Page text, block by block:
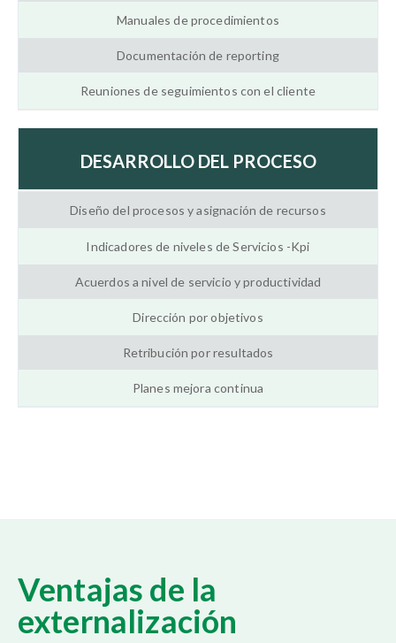
Manuales de procedimientos
Documentación de reporting
Reuniones de seguimientos con el cliente
DESARROLLO DEL PROCESO
Diseño del procesos y asignación de recursos
Indicadores de niveles de Servicios -Kpi
Acuerdos a nivel de servicio y productividad
Dirección por objetivos
Retribución por resultados
Planes mejora continua
Ventajas de la
externalización